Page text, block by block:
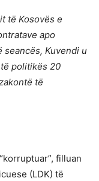
të Kosovës e
apo
seancës, Kuvendi u
politikës 20
të
filluan
(LDK) të